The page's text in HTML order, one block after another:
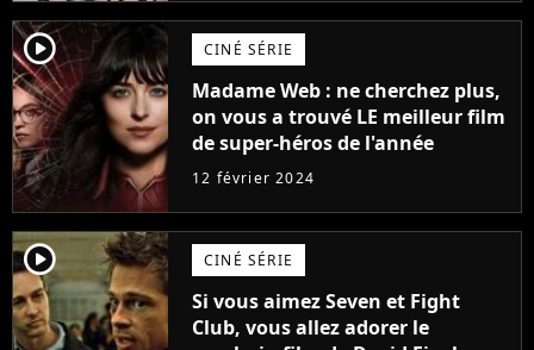
player2 CINÉ SÉRIE
Madame Web : ne cherchez plus,
on vous a trouvé LE meilleur film
de super-héros de l'année
12 février 2024
player2 CINÉ SÉRIE
Si vous aimez Seven et Fight
Club, vous allez adorer le